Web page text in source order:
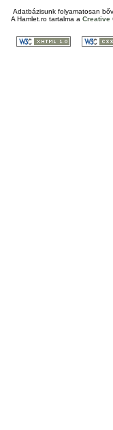
Adatbázisunk folyamatosan
A Hamlet.ro tartalma a Creative